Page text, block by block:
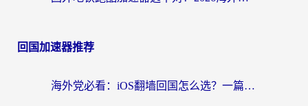
回国加速器推荐
海外党必看：iOS翻墙回国怎么选？一篇搞定无缝访问国内资源